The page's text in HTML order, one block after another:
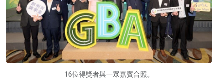
16位得獎者與一眾嘉賓合照。